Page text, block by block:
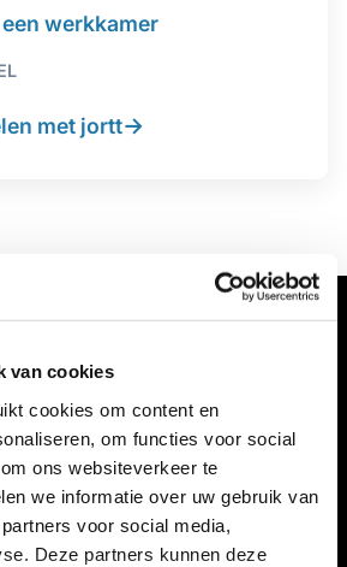
van cookies
cookies om content en
om functies voor social
ons websiteverkeer te
we informatie over uw gebruik van
voor social media,
Deze partners kunnen deze
werkkamer
met jortt→
Meer jortt
Inloggen bij jortt
Changelog
cursus boekhouden